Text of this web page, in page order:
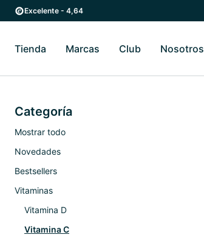
Ir al contenido principal
Ir a la navegación principal
Excelente - 4,64
Tienda Alternar submenú de Tienda
Marcas Alternar submenú de Marcas
Club Nosotros
Categoría
Mostrar todo
Novedades
Bestsellers
Vitaminas
Vitamina D
Vitamina C